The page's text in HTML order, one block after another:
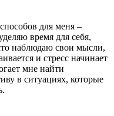
для меня –
время для себя,
наблюдаю свои мысли,
и стресс начинает
мне найти
в ситуациях, которые